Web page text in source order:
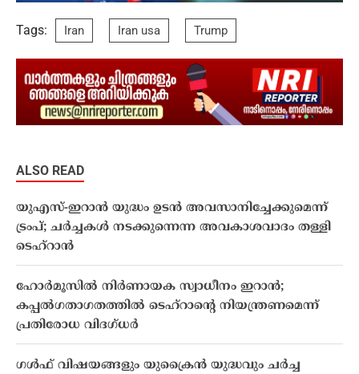
Tags: Iran Iran usa Trump
ALSO READ
യുഎസ്-ഇറാൻ യുദ്ധം ഉടൻ അവസാനിച്ചേക്കുമെന്ന്
ട്രംപ്; ചർച്ചകൾ നടക്കുന്നെന്ന അവകാശവാദം തള്ളി
ടെഹ്റാൻ
ഹോർമൂസിൽ നിർണായക സ്വാധീനം ഇറാന്‍;
കപ്പൽഗതാഗതത്തിൽ ടെഹ്റാന്റെ നിയന്ത്രണമെന്ന്
പ്രതിരോധ വിദഗ്ധർ
ഗൾഫ് വിഷയങ്ങളും യുക്രൈൻ യുദ്ധവും ചർച്ച